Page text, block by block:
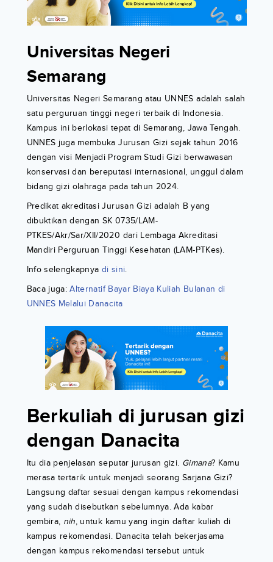
Universitas Negeri
Semarang
Universitas Negeri Semarang atau UNNES adalah salah
satu perguruan tinggi negeri terbaik di Indonesia.
Kampus ini berlokasi tepat di Semarang, Jawa Tengah.
UNNES juga membuka Jurusan Gizi sejak tahun 2016
dengan visi Menjadi Program Studi Gizi berwawasan
konservasi dan bereputasi internasional, unggul dalam
bidang gizi olahraga pada tahun 2024.
Predikat akreditasi Jurusan Gizi adalah B yang
dibuktikan dengan SK 0735/LAM-
PTKES/Akr/Sar/XII/2020 dari Lembaga Akreditasi
Mandiri Perguruan Tinggi Kesehatan (LAM-PTKes).
Info selengkapnya di sini.
Baca juga:Alternatif Bayar Biaya Kuliah Bulanan di
UNNES Melalui Danacita
Berkuliah di jurusan gizi
dengan Danacita
Itu dia penjelasan seputar jurusan gizi. Gimana? Kamu
merasa tertarik untuk menjadi seorang Sarjana Gizi?
Langsung daftar sesuai dengan kampus rekomendasi
yang sudah disebutkan sebelumnya. Ada kabar
gembira, nih, untuk kamu yang ingin daftar kuliah di
kampus rekomendasi. Danacita telah bekerjasama
dengan kampus rekomendasi tersebut untuk